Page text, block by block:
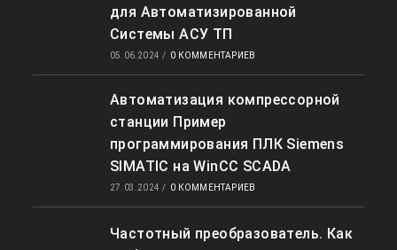
для Автоматизированной
Системы АСУ ТП
05.06.2024 / 0 КОММЕНТАРИЕВ
Автоматизация компрессорной
станции Пример
программирования ПЛК Siemens
SIMATIC на WinCC SCADA
27.03.2024 / 0 КОММЕНТАРИЕВ
Частотный преобразователь. Как